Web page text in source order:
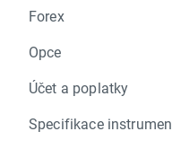
Forex
Opce
Účet a poplatky
Specifikace